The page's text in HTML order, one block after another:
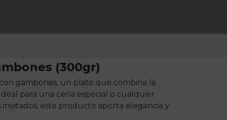
(300gr)
gambones, un plato que combina la
para una cena especial o cualquier
este producto aporta elegancia y